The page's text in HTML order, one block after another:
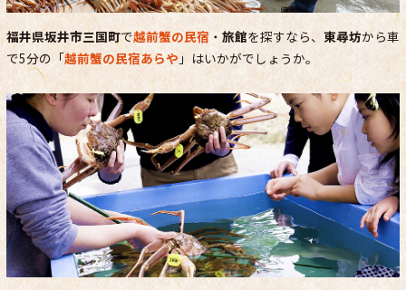
福井県坂井市三国町で越前蟹の民宿 ・ 旅館を探すなら、 東尋坊から車
で5分の「越前蟹の民宿あらや 」はいかがでしょうか。